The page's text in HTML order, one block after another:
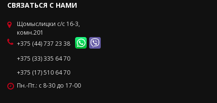
СВЯЗАТЬСЯ С НАМИ
Щомыслицки с/с 16-3,
комн.201
+375 (44) 737 23 38
+375 (33) 335 64 70
+375 (17) 510 64 70
Пн.-Пт.: с 8-30 до 17-00